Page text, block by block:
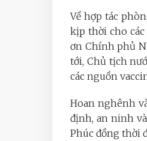
Về hợp tác
kịp thời cho các
ơn Chính phủ
tới, Chủ tịch
các nguồn
Hoan nghênh
định, an ninh
Phúc đồng thời